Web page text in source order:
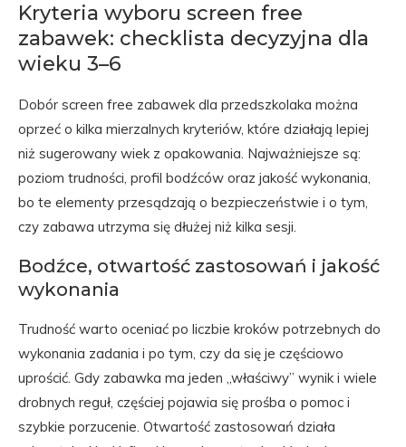
Kryteria wyboru screen free
zabawek: checklista decyzyjna dla
wieku 3–6
Dobór screen free zabawek dla przedszkolaka można
oprzeć o kilka mierzalnych kryteriów, które działają lepiej
niż sugerowany wiek z opakowania. Najważniejsze są:
poziom trudności, profil bodźców oraz jakość wykonania,
bo te elementy przesądzają o bezpieczeństwie i o tym,
czy zabawa utrzyma się dłużej niż kilka sesji.
Bodźce, otwartość zastosowań i jakość
wykonania
Trudność warto oceniać po liczbie kroków potrzebnych do
wykonania zadania i po tym, czy da się je częściowo
uprościć. Gdy zabawka ma jeden „właściwy” wynik i wiele
drobnych reguł, częściej pojawia się prośba o pomoc i
szybkie porzucenie. Otwartość zastosowań działa